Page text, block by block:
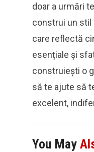
doar a urmări
construi un stil
care reflectă
esențiale și
construiești o
să te ajute să
excelent,
You May